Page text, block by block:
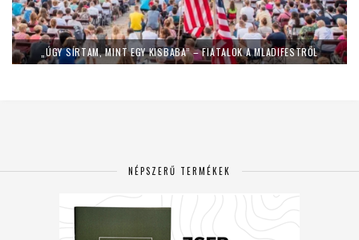
„ÚGY SÍRTAM, MINT EGY KISBABA” – FIATALOK A MLADIFESTRŐL
NÉPSZERŰ TERMÉKEK